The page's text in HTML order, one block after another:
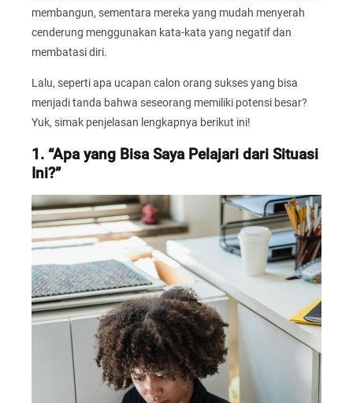
membangun, sementara mereka yang mudah menyerah
cenderung menggunakan kata-kata yang negatif dan
membatasi diri.
Lalu, seperti apa ucapan calon orang sukses yang bisa
menjadi tanda bahwa seseorang memiliki potensi besar?
Yuk, simak penjelasan lengkapnya berikut ini!
1. “Apa yang Bisa Saya Pelajari dari Situasi
Ini?”